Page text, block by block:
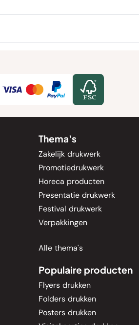
Thema's
Zakelijk drukwerk
Promotiedrukwerk
Horeca producten
Presentatie drukwerk
Festival drukwerk
Verpakkingen
Alle thema's
Populaire producten
Flyers drukken
Folders drukken
Posters drukken